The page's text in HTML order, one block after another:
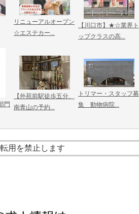
リニューアルオープン
☆エステカー...
【川口市】★☆業界ト
ップクラスの高...
門
【外苑前駅徒歩五分、
南青山の予約...
トリマー・スタッフ募
集 動物病院...
用を禁止します